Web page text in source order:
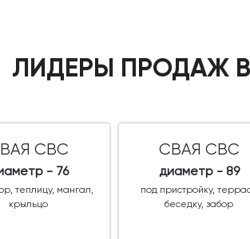
ЛИДЕРЫ ПРОДАЖ
СВС
- 76
теплицу, мангал,
крыльцо
СВАЯ СВС
диаметр - 89
под пристройку,
беседку, забор